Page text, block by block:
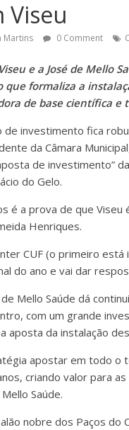
Viseu
Martins 0 Comment
e a José de Mello
que formaliza a
de base científica e
de investimento fica
da Câmara
de investimento”
do Gelo.
é a prova de que
Henriques.
CUF (o primeiro
do ano e vai dar
Mello Saúde dá
com um grande
aposta da instalação
apostar em todo o
criando valor para
Saúde.
nobre dos Paços